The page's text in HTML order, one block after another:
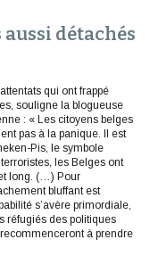
aussi détachés
qui ont frappé
souligne la blogueuse
: « Les citoyens belges
pas à la panique. Il est
Pis, le symbole
les Belges ont
long. (…) Pour
bluffant est
s’avère primordiale,
réfugiés des politiques
à prendre